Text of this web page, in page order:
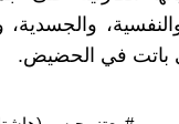
والنفسية،
باتت في الحضيض.